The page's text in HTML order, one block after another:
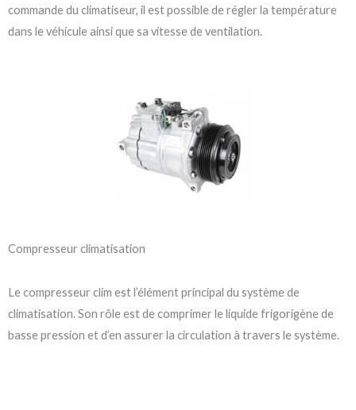
commande du climatiseur, il est possible de régler la température
dans le véhicule ainsi que sa vitesse de ventilation.
Compresseur climatisation
Le compresseur clim est l’élément principal du système de
climatisation. Son rôle est de comprimer le liquide frigorigène de
basse pression et d’en assurer la circulation à travers le système.